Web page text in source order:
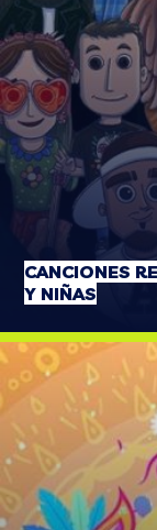
CANCIONES
Y NIÑAS